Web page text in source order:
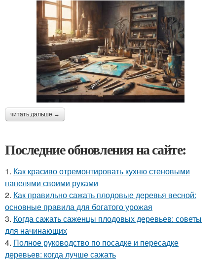
читать дальше →
Последние обновления на сайте:
1. Как красиво отремонтировать кухню стеновыми
панелями своими руками
2. Как правильно сажать плодовые деревья весной:
основные правила для богатого урожая
3. Когда сажать саженцы плодовых деревьев: советы
для начинающих
4. Полное руководство по посадке и пересадке
деревьев: когда лучше сажать